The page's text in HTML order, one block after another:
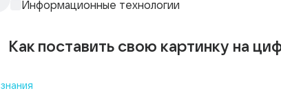
Информационные технологии
Как поставить свою картинку на
знания